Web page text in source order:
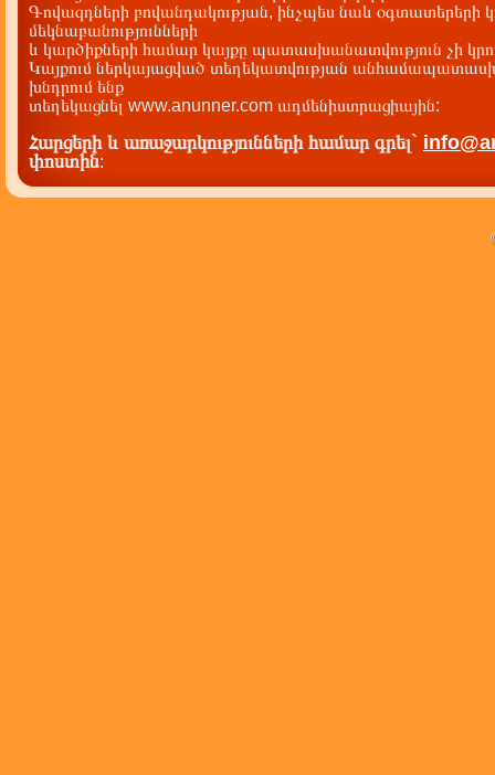
Գովազդների բովանդակության, ինչպես նաև օգտատերերի
մեկնաբանությունների
և կարծիքների համար կայքը պատասխանատվություն չի
Կայքում ներկայացված տեղեկատվության
խնդրում ենք
տեղեկացնել www.anunner.com ադմենիստրացիային:
Հարցերի և առաջարկությունների համար գրել`
փոստին: